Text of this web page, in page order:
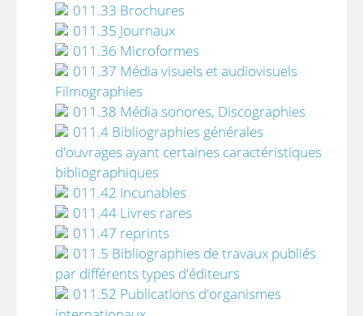
011.33 Brochures
011.35 Journaux
011.36 Microformes
011.37 Média visuels et audiovisuels
Filmographies
011.38 Média sonores, Discographies
011.4 Bibliographies générales
d'ouvrages ayant certaines caractéristiques
bibliographiques
011.42 Incunables
011.44 Livres rares
011.47 reprints
011.5 Bibliographies de travaux publiés
par différents types d'éditeurs
011.52 Publications d'organismes